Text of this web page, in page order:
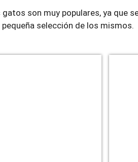
son muy populares, ya que
selección de los mismos.